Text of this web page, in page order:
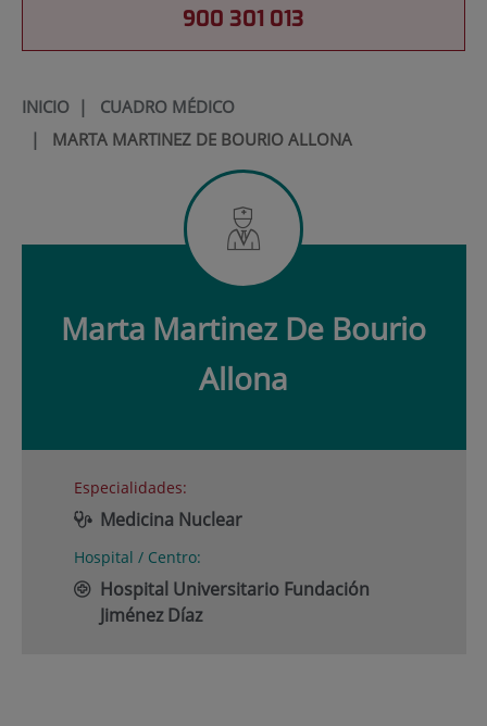
900 301 013
INICIO| CUADRO MÉDICO
| MARTA MARTINEZ DE BOURIO ALLONA
Marta Martinez De Bourio
Allona
Especialidades:
Medicina Nuclear
Hospital / Centro:
Hospital Universitario Fundación
Jiménez Díaz